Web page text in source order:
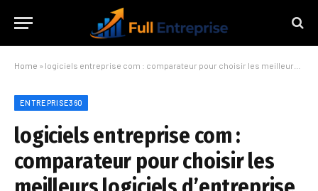
Home » logiciels entreprise com : comparateur pour choisir les meilleurs logiciels d’entreprise en 2026
ENTREPRISE360
logiciels entreprise com :
comparateur pour choisir les